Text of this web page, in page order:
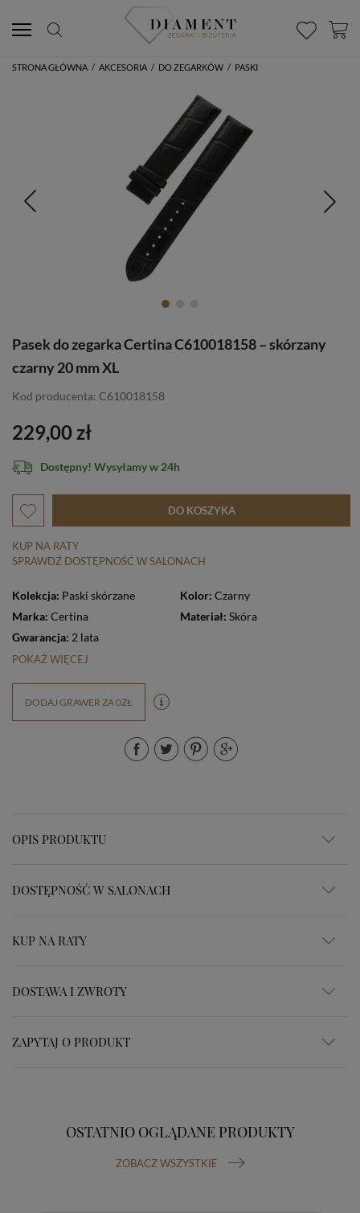
STRONA GŁÓWNA / AKCESORIA / DO ZEGARKÓW / PASKI
Pasek do zegarka Certina C610018158 – skórzany
czarny 20 mm XL
Kod producenta: C610018158
229,00 zł
Dostępny! Wysyłamy w 24h
DO KOSZYKA
KUP NA RATY
SPRAWDŹ DOSTĘPNOŚĆ W SALONACH
Kolekcja: Paski skórzane Kolor: Czarny
Marka: Certina Materiał: Skóra
Gwarancja: 2 lata
POKAŻ WIĘCEJ
DODAJ GRAWER ZA 0ZŁ
OPIS PRODUKTU
DOSTĘPNOŚĆ W SALONACH
KUP NA RATY
DOSTAWA I ZWROTY
ZAPYTAJ O PRODUKT
OSTATNIO OGLĄDANE PRODUKTY
ZOBACZ WSZYSTKIE